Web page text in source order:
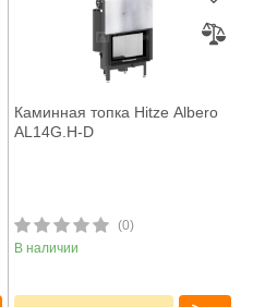
Каминная топка Hitze Albero
AL14G.H-D
(0)
В наличии